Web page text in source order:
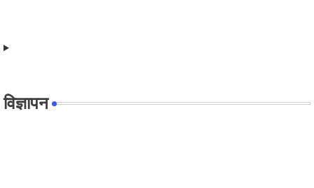
विज्ञापन